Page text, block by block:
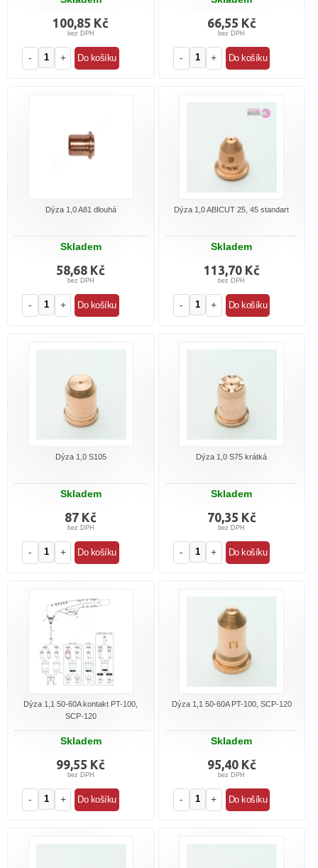
100,85 Kč
bez DPH
- +
66,55 Kč
bez DPH
- +
Dýza 1,0 A81 dlouhá
Skladem
58,68 Kč
bez DPH
- +
Dýza 1,0 ABICUT 25, 45 standart
Skladem
113,70 Kč
bez DPH
- +
Dýza 1,0 S105
Skladem
87 Kč
bez DPH
- +
Dýza 1,0 S75 krátká
Skladem
70,35 Kč
bez DPH
- +
Dýza 1,1 50-60A kontakt PT-100,
SCP-120
Skladem
99,55 Kč
bez DPH
- +
Dýza 1,1 50-60A PT-100, SCP-120
Skladem
95,40 Kč
bez DPH
- +